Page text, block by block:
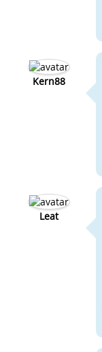
Kern88
Leat